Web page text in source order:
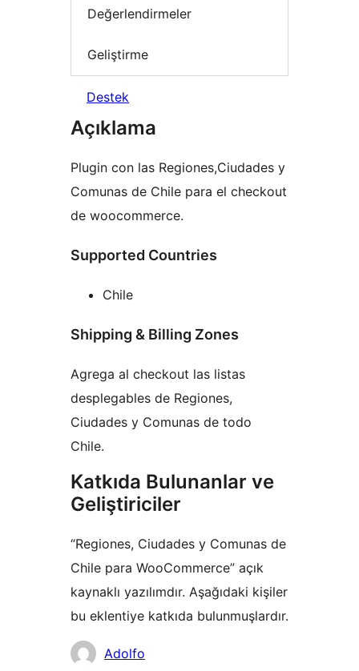
Değerlendirmeler
Geliştirme
Destek
Açıklama
Plugin con las Regiones,Ciudades y
Comunas de Chile para el checkout
de woocommerce.
Supported Countries
Chile
Shipping & Billing Zones
Agrega al checkout las listas
desplegables de Regiones,
Ciudades y Comunas de todo
Chile.
Katkıda Bulunanlar ve
Geliştiriciler
“Regiones, Ciudades y Comunas de
Chile para WooCommerce” açık
kaynaklı yazılımdır. Aşağıdaki kişiler
bu eklentiye katkıda bulunmuşlardır.
KatkıdaAdolfo